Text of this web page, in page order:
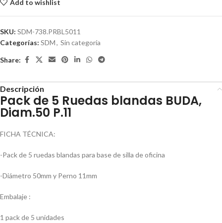
Add to wishlist
SKU: SDM-738.PRBL5011
Categorías: SDM, Sin categoría
Share:
Descripción
Pack de 5 Ruedas blandas BUDA,
Diam.50 P.11
FICHA TÉCNICA:
-Pack de 5 ruedas blandas para base de silla de oficina
-Diámetro 50mm y Perno 11mm
Embalaje :
1 pack de 5 unidades